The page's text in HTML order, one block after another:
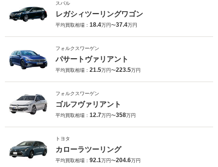
スバル
レガシィツーリングワゴン
平均買取相場： 18.4万円〜37.4万円
フォルクスワーゲン
パサートヴァリアント
平均買取相場： 21.5万円〜223.5万円
フォルクスワーゲン
ゴルフヴァリアント
平均買取相場： 12.7万円〜358万円
トヨタ
カローラツーリング
平均買取相場： 92.1万円〜204.6万円